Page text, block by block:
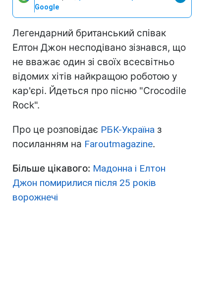
Google
Легендарний британський співак
Елтон Джон несподівано зізнався, що
не вважає один зі своїх всесвітньо
відомих хітів найкращою роботою у
кар'єрі. Йдеться про пісню "Crocodile
Rock".
Про це розповідає РБК-Україна з
посиланням на Faroutmagazine.
Більше цікавого: Мадонна і Елтон
Джон помирилися після 25 років
ворожнечі